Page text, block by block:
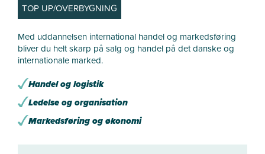
TOP UP/OVERBYGNING
Med uddannelsen international handel og markedsføring
bliver du helt skarp på salg og handel på det danske og
internationale marked.
Handel og logistik
Ledelse og organisation
Markedsføring og økonomi